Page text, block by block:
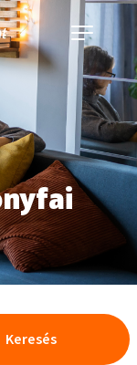
Navigáció
kinyitása
Keresés